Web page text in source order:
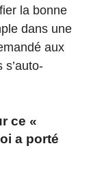
la bonne
dans une
aux
ce «
a porté